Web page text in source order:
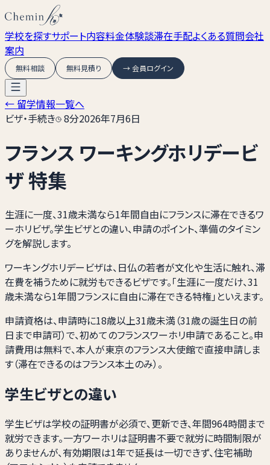
学校を探すサポート内容料金体験談滞在手配よくある質問会社
案内
無料相談 無料見積り → 会員ログイン
← 留学情報一覧へ
ビザ・手続き
8分2026年7月6日
フランス ワーキングホリデービ
ザ 特集
生涯に一度、31歳未満なら1年間自由にフランスに滞在できるワ
ーホリビザ。学生ビザとの違い、申請のポイント、準備のタイミン
グを解説します。
ワーキングホリデービザは、日仏の若者が文化や生活に触れ、滞
在費を補うために就労もできるビザです。「生涯に一度だけ、31
歳未満なら1年間フランスに自由に滞在できる特権」といえます。
申請資格は、申請時に18歳以上31歳未満（31歳の誕生日の前
日まで申請可）で、初めてのフランスワーホリ申請であること。申
請費用は無料で、本人が東京のフランス大使館で直接申請しま
す（滞在できるのはフランス本土のみ）。
学生ビザとの違い
学生ビザは学校の証明書が必須で、更新でき、年間964時間まで
就労できます。一方ワーホリは証明書不要で就労に時間制限が
ありませんが、有効期限は1年で延長は一切できず、住宅補助